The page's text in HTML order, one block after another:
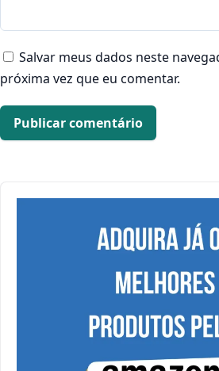
Salvar meus dados neste
próxima vez que eu comentar.